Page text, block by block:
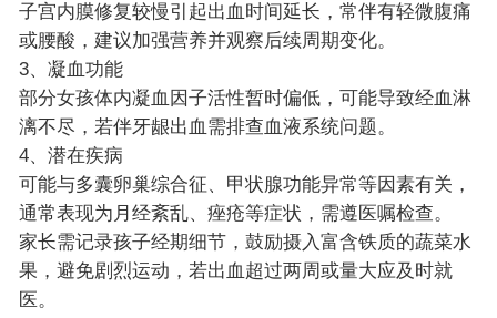
子宫内膜修复较慢引起出血时间延长，常伴有轻微腹痛
或腰酸，建议加强营养并观察后续周期变化。
3、凝血功能
部分女孩体内凝血因子活性暂时偏低，可能导致经血淋
漓不尽，若伴牙龈出血需排查血液系统问题。
4、潜在疾病
可能与多囊卵巢综合征、甲状腺功能异常等因素有关，
通常表现为月经紊乱、痤疮等症状，需遵医嘱检查。
家长需记录孩子经期细节，鼓励摄入富含铁质的蔬菜水
果，避免剧烈运动，若出血超过两周或量大应及时就
医。